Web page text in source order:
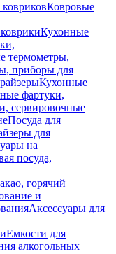
Ковровые
Кухонные
термометры,
приборы для
Кухонные
фартуки,
сервировочные
Посуда для
для
на
посуда,
горячий
и
Аксессуары для
Емкости для
алкогольных